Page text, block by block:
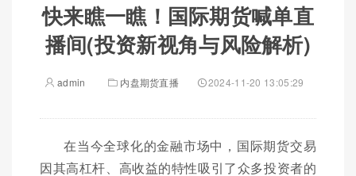
快来瞧一瞧！国际期货喊单直
播间(投资新视角与风险解析)
admin 内盘期货直播 2024-11-20 13:05:29
在当今全球化的金融市场中，国际期货交易
因其高杠杆、高收益的特性吸引了众多投资者的